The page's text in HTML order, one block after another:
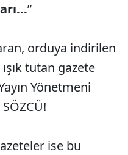
”
orduya indirilen
tutan gazete
Yönetmeni
ise bu